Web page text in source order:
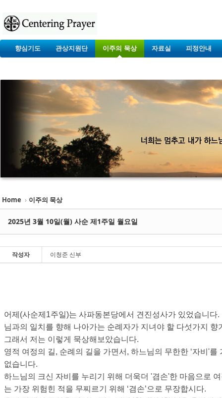
향심기도 관상지원단 이주의 묵상 자료실 피정안내
Home › 이주의 묵상
2025년 3월 10일(월) 사순 제1주일 월요일
작성자 이청준 신부
어제(사순제1주일)는 사파동본당에서 견진성사가 있었습니
님과의 일치를 향해 나아가는 순례자가 지녀야 할 다섯가지
그래서 저는 이렇게 묵상해보았습니다.
영적 여정의 길, 순례의 길을 가면서, 하느님의 무한한 ‘자비'
없습니다.
하느님의 크신 자비를 누리기 위해 더욱더 '겸손'한 마음으로
는 가장 위험힌 적을 무찌르기 위해 ‘겸손’으로 무장합시다.
Sketchbook5, 스케치북5
Sketchbook5, 스케치북5
Sketchbook5, 스케치북5
Sketchbook5, 스케치북5